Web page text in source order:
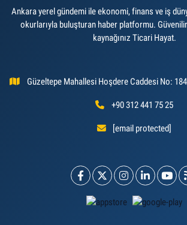
Ankara yerel gündemi ile ekonomi, finans ve iş
okurlarıyla buluşturan haber platformu.
kaynağınız Ticari Hayat.
Güzeltepe Mahallesi Hoşdere Caddesi No:
+90 312 441 75 25
[email protected]